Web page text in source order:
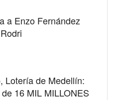
a Enzo Fernández
Lotería de Medellín:
16 MIL MILLONES